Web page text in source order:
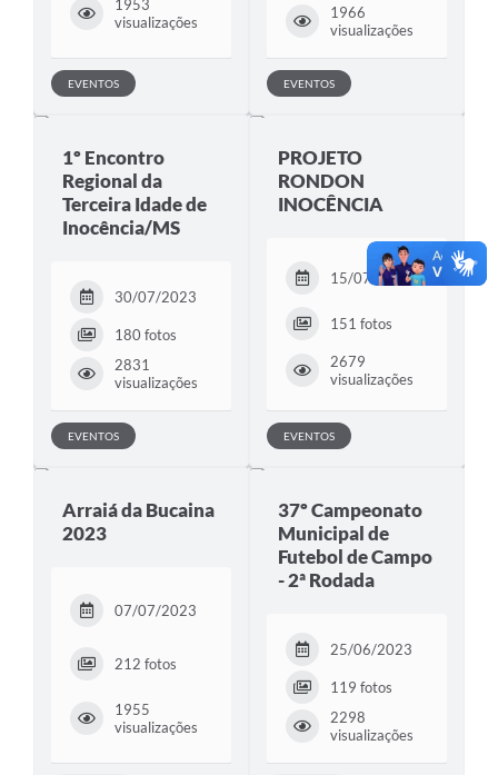
1953
visualizações
EVENTOS
1966
visualizações
EVENTOS
1º Encontro
Regional da
Terceira Idade de
Inocência/MS
30/07/2023
180 fotos
2831
visualizações
EVENTOS
PROJETO
RONDON
INOCÊNCIA
15/07/2023
151 fotos
2679
visualizações
EVENTOS
Arraiá da Bucaina
2023
07/07/2023
212 fotos
1955
visualizações
37º Campeonato
Municipal de
Futebol de Campo
- 2ª Rodada
25/06/2023
119 fotos
2298
visualizações